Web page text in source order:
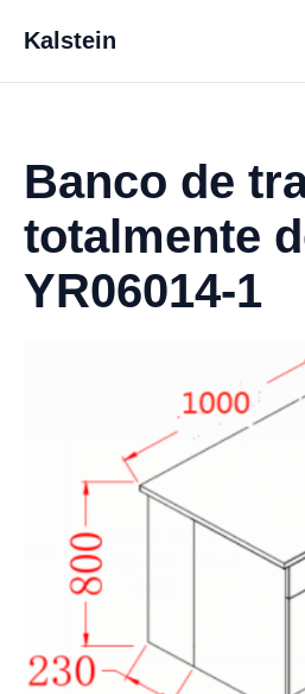
Kalstein
Banco de
totalmente
YR06014-1